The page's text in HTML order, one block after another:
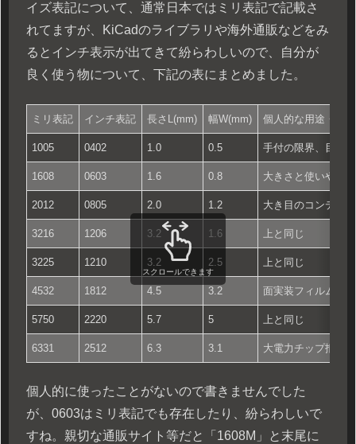
イズ表記について、通常日本ではミリ表記で記載さ
れてますが、KiCadのライブラリや海外通販などをみ
るとインチ表示が出てきて紛らわしいので、自分が
良く使う物について、下記の表にまとめました。
ミリ表記 インチ表記 長さL(mm) 幅W(mm) 個人的な用途・主観
1005 0402 1.0 0.5 手付の限界、目が
1608 0603 1.6 0.8 大きさと使いやす
2012 0805 2.0 1.2 大き目のコンデン
3216 1206 3.2 1.6 上と同じ
3225 1210 3.2 2.5 上と同じ
4532 1812 4.5 3.2 面実装フィルムコ
5750 2220 5.7 5 上と同じ
6331 2512 6.3 3.1 大電力チップ抵抗
スクロールできます
個人的に使ったことがないので書きませんでした
が、0603はミリ表記でも存在したり、紛らわしいで
すね。親切な通販サイト等だと「1608M」と末尾に